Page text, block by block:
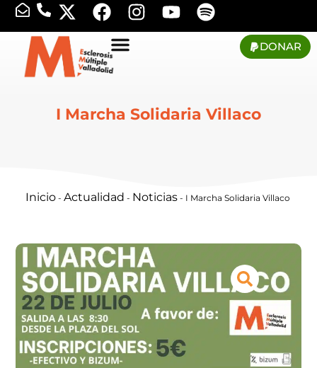
DONAR
I Marcha Solidaria Villaco
Inicio- Actualidad - Noticias- I Marcha Solidaria Villaco